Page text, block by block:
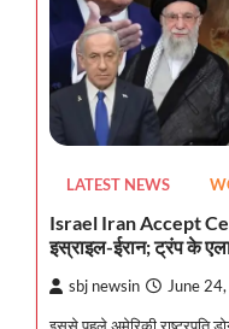
LATEST NEWS
Israel Iran Accept
इस्राइल-ईरान; ट्रंप के
sbj newsin June
इससे पहले अमेरिकी राष्ट्रपति